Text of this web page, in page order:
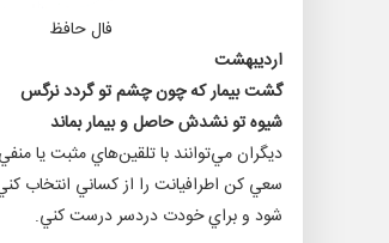
فال حافظ
ارديبهشت
گشت بيمار كه چون چشم تو گردد نرگس
شيوه تو نشدش حاصل و بيمار بماند
ديگران مي‌توانند با تلقين‌هاي مثبت يا
سعي كن اطرافيانت را از كساني انتخاب
شود و براي خودت دردسر درست كني.